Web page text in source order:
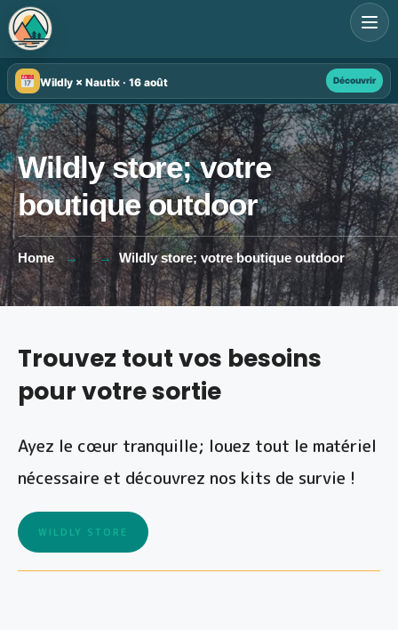
Wildly × Nautix · 16 août Découvrir
Wildly store; votre
boutique outdoor
Home Wildly store; votre boutique outdoor
Trouvez tout vos besoins
pour votre sortie
Ayez le cœur tranquille; louez tout le matériel
nécessaire et découvrez nos kits de survie !
WILDLY STORE
Search
for: